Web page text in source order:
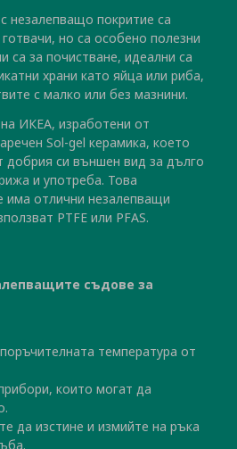
незалепващо покритие са
но са особено полезни
са за почистване, идеални са
храни като яйца или риба,
с малко или без мазнини.
ИКЕА, изработени от
Sol-gel керамика, което
добрия си външен вид за дълго
и употреба. Това
има отлични незалепващи
PTFE или PFAS.
съдове за
температура от
които могат да
да изстине и измийте на ръка